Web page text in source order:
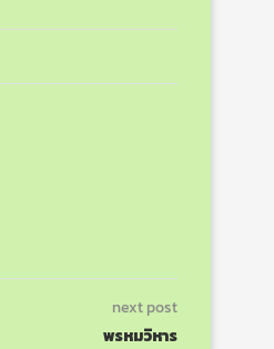
next post
พรหมวิหาร